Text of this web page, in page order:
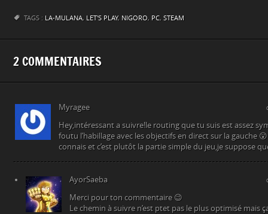
TAGS : LA-MULANA, LET'S PLAY, NIGORO, PC, STEAM
2 COMMENTAIRES
Myragee
Hey,intéressant a suivre!le routing que tu suis est assez
foutu l’habillage avec les objectifs en direct sur la gauche
connais et c’est plutôt la partie simple du jeu,je suppose
AyorSaeba
Merci pour ton commentaire 😉
Le chemin à suivre n’est ptet pas le plus optimisé mais